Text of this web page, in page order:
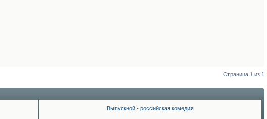
Страница 1 из 1
Выпускной - российская комедия